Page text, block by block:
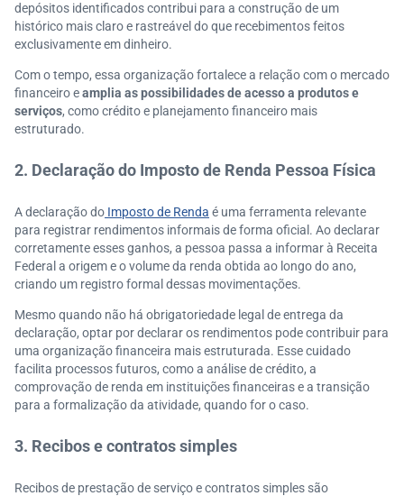
depósitos identificados contribui para a construção de um
histórico mais claro e rastreável do que recebimentos feitos
exclusivamente em dinheiro.
Com o tempo, essa organização fortalece a relação com o mercado
financeiro eamplia as possibilidades de acesso a produtos e
serviços, como crédito e planejamento financeiro mais
estruturado.
2. Declaração do Imposto de Renda Pessoa Física
A declaração do Imposto de Renda é uma ferramenta relevante
para registrar rendimentos informais de forma oficial. Ao declarar
corretamente esses ganhos, a pessoa passa a informar à Receita
Federal a origem e o volume da renda obtida ao longo do ano,
criando um registro formal dessas movimentações.
Mesmo quando não há obrigatoriedade legal de entrega da
declaração, optar por declarar os rendimentos pode contribuir para
uma organização financeira mais estruturada. Esse cuidado
facilita processos futuros, como a análise de crédito, a
comprovação de renda em instituições financeiras e a transição
para a formalização da atividade, quando for o caso.
3. Recibos e contratos simples
Recibos de prestação de serviço e contratos simples são